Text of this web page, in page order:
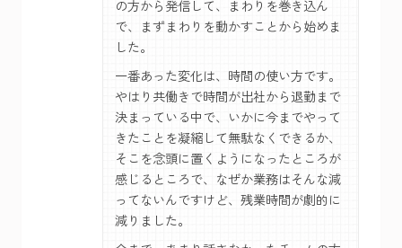
の方から発信して、まわりを巻き込ん
で、まずまわりを動かすことから始めま
した。
一番あった変化は、時間の使い方です。
やはり共働きで時間が出社から退勤まで
決まっている中で、いかに今までやって
きたことを凝縮して無駄なくできるか、
そこを念頭に置くようになったところが
感じるところで、なぜか業務はそんな減
ってないんですけど、残業時間が劇的に
減りました。